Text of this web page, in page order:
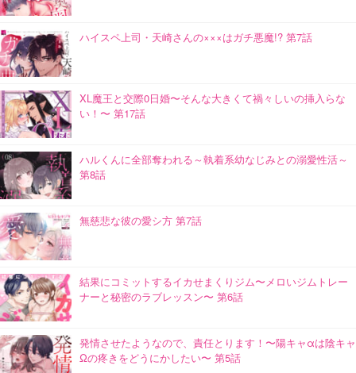
ハイスペ上司・天崎さんの×××はガチ悪魔!? 第7話
XL魔王と交際0日婚〜そんな大きくて禍々しいの挿入らな
い！〜 第17話
ハルくんに全部奪われる～執着系幼なじみとの溺愛性活～
第8話
無慈悲な彼の愛シ方 第7話
結果にコミットするイカせまくりジム〜メロいジムトレー
ナーと秘密のラブレッスン〜 第6話
発情させたようなので、責任とります！〜陽キャαは陰キャ
Ωの疼きをどうにかしたい〜 第5話